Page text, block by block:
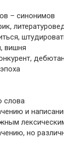
– синонимов
вишня
слова
и
но